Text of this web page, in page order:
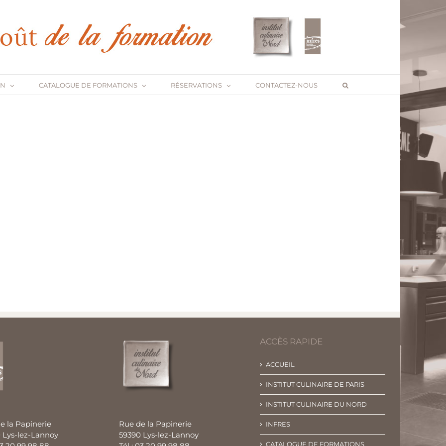
CATALOGUE DE FORMATIONS RÉSERVATIONS CONTACTEZ-NOUS
la Papinerie
Lys-lez-Lannoy
Rue de la Papinerie
59390 Lys-lez-Lannoy
ACCÈS RAPIDE
ACCUEIL
INSTITUT CULINAIRE DE PARIS
INSTITUT CULINAIRE DU NORD
INFRES
CATALOGUE DE FORMATIONS